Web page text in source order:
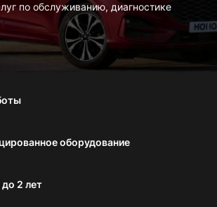
по обслуживанию, диагностике
оборудование
до 2 лет